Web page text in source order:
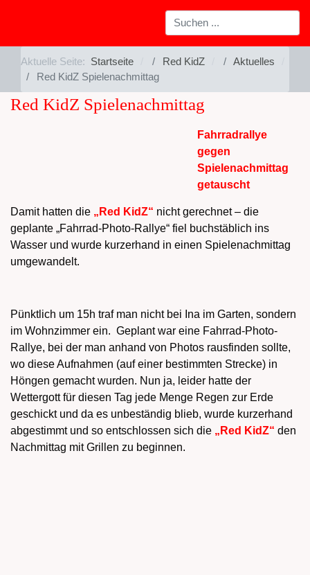
Aktuelle Seite: Startseite Red KidZ
Aktuelles
Red KidZ Spielenachmittag
Red KidZ Spielenachmittag
Fahrradrallye
gegen
Spielenachmittag
getauscht
Damit hatten die „Red KidZ“ nicht gerechnet – die
geplante „Fahrrad-Photo-Rallye“ fiel buchstäblich ins
Wasser und wurde kurzerhand in einen Spielenachmittag
umgewandelt.
Pünktlich um 15h traf man nicht bei Ina im Garten, sondern
im Wohnzimmer ein. Geplant war eine Fahrrad-Photo-
Rallye, bei der man anhand von Photos rausfinden sollte,
wo diese Aufnahmen (auf einer bestimmten Strecke) in
Höngen gemacht wurden. Nun ja, leider hatte der
Wettergott für diesen Tag jede Menge Regen zur Erde
geschickt und da es unbeständig blieb, wurde kurzerhand
abgestimmt und so entschlossen sich die „Red KidZ“ den
Nachmittag mit Grillen zu beginnen.